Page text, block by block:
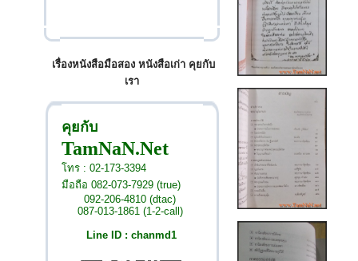
เรื่องหนังสือมือสอง หนังสือเก่า คุยกับ
เรา
คุยกับ
TamNaN.Net
โทร : 02-173-3394
มือถือ 082-073-7929 (true)
092-206-4810 (dtac)
087-013-1861 (1-2-call)
Line ID : chanmd1